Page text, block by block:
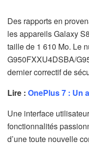
Des rapports en
les appareils Galaxy
taille de 1 610 Mo. Le
G950FXXU4DSBA/
dernier correctif de
Lire : OnePlus 7 : Un
Une interface
fonctionnalités
d’une toute nouvelle